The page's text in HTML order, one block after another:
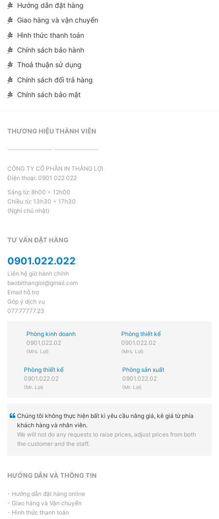
Hướng dẫn đặt hàng
Giao hàng và vận chuyển
Hình thức thanh toán
Chính sách bảo hành
Thoả thuận sử dụng
Chính sách đổi trả hàng
Chính sách bảo mật
THƯƠNG HIỆU THÀNH VIÊN
CÔNG TY CỔ PHẦN IN THẮNG LỢI
Điện thoại: 0901 022 022
Sáng từ: 8h00 ÷ 12h00
Chiều từ: 13h30 ÷ 17h30
(Nghỉ chủ nhật)
TƯ VẤN ĐẶT HÀNG
0901.022.022
Liên hệ giờ hành chính
baobithangloi@gmail.com
Email hỗ trợ
Góp ý dịch vụ
077.77777.23
Phòng kinh doanh
0901.022.02
(Mrs. Lợi)
Phòng thiết kế
0901.022.02
(Mrs. Lợi)
Phòng thiết kế
0901.022.02
(Mr. Lợi)
Phòng sản xuất
0901.022.02
(Mr. Lợi)
Chúng tôi không thực hiện bất kì yêu cầu nâng giá, kê giá từ phía
khách hàng và nhân viên.
We will not do any requests to raise prices, adjust prices from both
the customer and the staff.
HƯỚNG DẪN VÀ THÔNG TIN
- Hướng dẫn đặt hàng online
- Giao hàng và Vận chuyển
- Hình thức thanh toán